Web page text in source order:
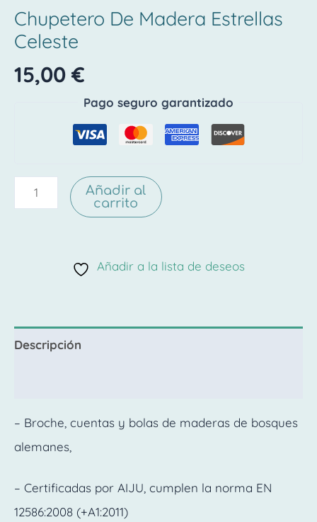
Chupetero De Madera Estrellas
Celeste
15,00€
Pago seguro garantizado
Añadir al
carrito
Añadir a la lista de deseos
Descripción
– Broche, cuentas y bolas de maderas de bosques
alemanes,
– Certificadas por AIJU, cumplen la norma EN
12586:2008 (+A1:2011)